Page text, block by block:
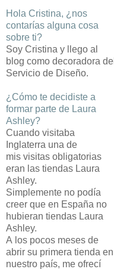
Hola Cristina, ¿nos
contarías alguna cosa
sobre ti?
Soy Cristina y llego al
blog como decoradora del
Servicio de Diseño.
¿Cómo te decidiste a
formar parte de Laura
Ashley?
Cuando visitaba
Inglaterra una de
mis visitas obligatorias
eran las tiendas Laura
Ashley.
Simplemente no podía
creer que en España no
hubieran tiendas Laura
Ashley.
A los pocos meses de
abrir su primera tienda en
nuestro país, me ofrecí